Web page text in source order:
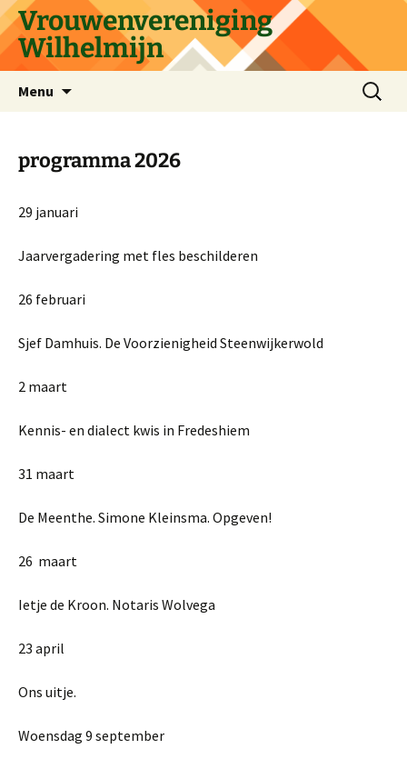
Ga
naar
de
inhoud
Vrouwenvereniging
Wilhelmijn
Menu
Zoeken
naar:
programma 2026
29 januari
Jaarvergadering met fles beschilderen
26 februari
Sjef Damhuis. De Voorzienigheid Steenwijkerwold
2 maart
Kennis- en dialect kwis in Fredeshiem
31 maart
De Meenthe. Simone Kleinsma. Opgeven!
26 maart
Ietje de Kroon. Notaris Wolvega
23 april
Ons uitje.
Woensdag 9 september